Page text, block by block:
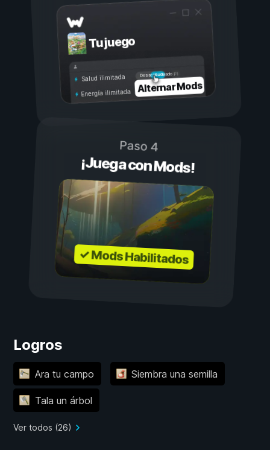
Tu juego
Activado
Desactivado
Salud ilimitada
Energía ilimitada Alternar Mods
Paso 4
¡Juega con Mods!
✓ Mods Habilitados
Logros
Ara tu campo Siembra una semilla
Tala un árbol
Ver todos (26)